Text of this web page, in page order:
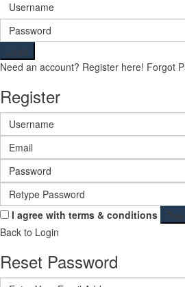
Login
Need an account? Register here! Forgot
Register
I agree with terms & conditions
Back to Login
Reset Password